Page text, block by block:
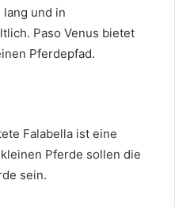
lang und in
Paso Venus bietet
Pferdepfad.
Falabella ist eine
Pferde sollen die
sein.